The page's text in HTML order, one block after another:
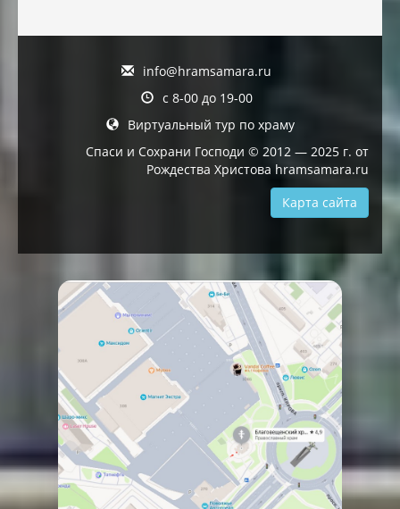
info@hramsamara.ru
с 8-00 до 19-00
Виртуальный тур по храму
Спаси и Сохрани Господи © 2012 — 2025 г. от
Рождества Христова hramsamara.ru
Карта сайта